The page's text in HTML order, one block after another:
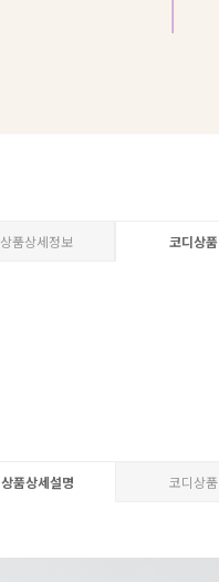
상품상세정보 코디상품
상품상세설명 코디상품